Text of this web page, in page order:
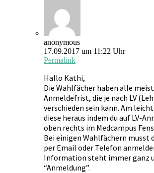
anonymous
17.09.2017 um 11:22 Uhr
Permalink
Hallo Kathi,
Die Wahlfächer haben alle
Anmeldefrist, die je nach LV
verschieden sein kann. Am
diese heraus indem du auf LV-
oben rechts im Medcampus
Bei einigen Wahlfächern musst
per Email oder Telefon
Information steht immer ganz
“Anmeldung”.